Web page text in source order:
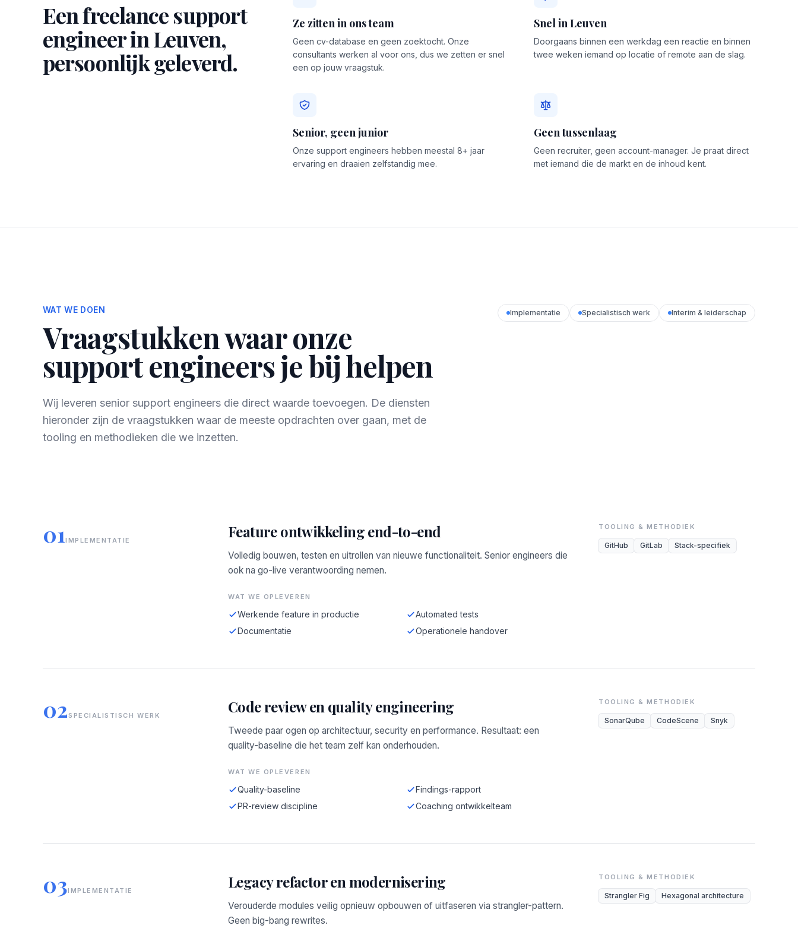
Een freelance support
engineer in Leuven,
persoonlijk geleverd.
Ze zitten in ons team
Geen cv-database en geen zoektocht. Onze
consultants werken al voor ons, dus we zetten er snel
een op jouw vraagstuk.
Snel in Leuven
Doorgaans binnen een werkdag een reactie en binnen
twee weken iemand op locatie of remote aan de slag.
Senior, geen junior
Onze support engineers hebben meestal 8+ jaar
ervaring en draaien zelfstandig mee.
Geen tussenlaag
Geen recruiter, geen account-manager. Je praat direct
met iemand die de markt en de inhoud kent.
WAT WE DOEN
Vraagstukken waar onze
support engineers je bij helpen
Wij leveren senior support engineers die direct waarde toevoegen. De diensten
hieronder zijn de vraagstukken waar de meeste opdrachten over gaan, met de
tooling en methodieken die we inzetten.
Implementatie Specialistisch werk Interim & leiderschap
01 IMPLEMENTATIE Feature ontwikkeling end-to-end
Volledig bouwen, testen en uitrollen van nieuwe functionaliteit. Senior engineers die
ook na go-live verantwoording nemen.
WAT WE OPLEVEREN
Werkende feature in productie
Automated tests
Documentatie
Operationele handover
TOOLING & METHODIEK
GitHub GitLab Stack-specifiek
02SPECIALISTISCH WERK Code review en quality engineering
Tweede paar ogen op architectuur, security en performance. Resultaat: een
quality-baseline die het team zelf kan onderhouden.
WAT WE OPLEVEREN
Quality-baseline
Findings-rapport
PR-review discipline
Coaching ontwikkelteam
TOOLING & METHODIEK
SonarQube CodeScene Snyk
03IMPLEMENTATIE Legacy refactor en modernisering
Verouderde modules veilig opnieuw opbouwen of uitfaseren via strangler-pattern.
Geen big-bang rewrites.
TOOLING & METHODIEK
Strangler Fig Hexagonal architecture